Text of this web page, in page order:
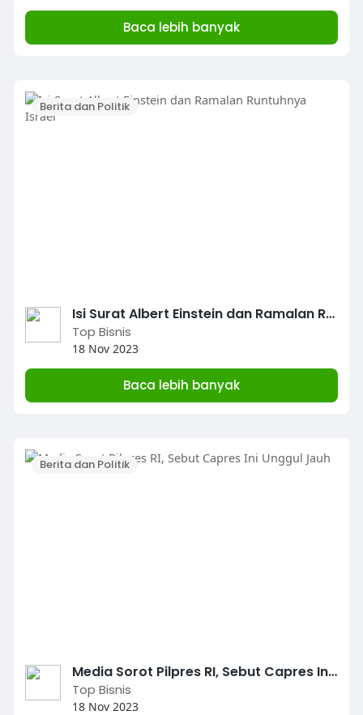
Baca lebih banyak
Berita dan Politik
Isi Surat Albert Einstein dan Ramalan Runtuhnya Israel
Top Bisnis
18 Nov 2023
Baca lebih banyak
Berita dan Politik
Media Sorot Pilpres RI, Sebut Capres Ini Unggul Jauh
Top Bisnis
18 Nov 2023